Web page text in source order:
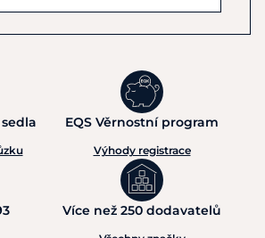
EQS Věrnostní program
Výhody registrace
Více než 250 dodavatelů